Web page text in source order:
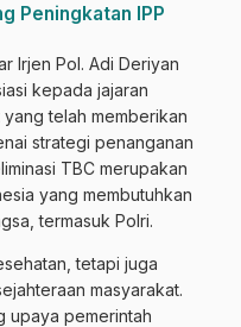
Peningkatan IPP
Irjen Pol. Adi Deriyan
kepada jajaran
yang telah memberikan
strategi penanganan
TBC merupakan
yang membutuhkan
termasuk Polri.
tetapi juga
masyarakat.
upaya pemerintah